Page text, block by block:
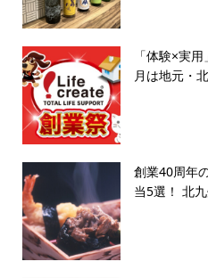
「体験×実
月は地元・
創業40周年
当5選！ 北